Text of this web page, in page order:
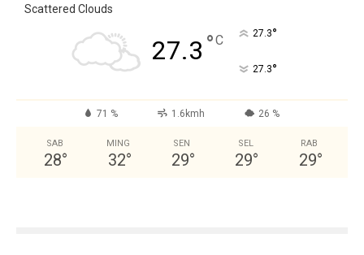
Scattered Clouds
27.3 °C 27.3°
27.3°
71 % 1.6kmh 26 %
SAB
28°
MING
32°
SEN
29°
SEL
29°
RAB
29°